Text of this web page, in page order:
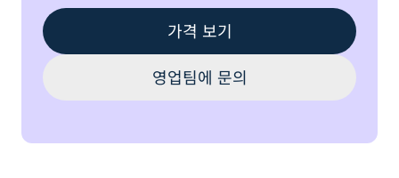
가격 보기
영업팀에 문의